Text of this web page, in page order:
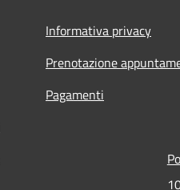
Informativa privacy
Prenotazione
Pagamenti